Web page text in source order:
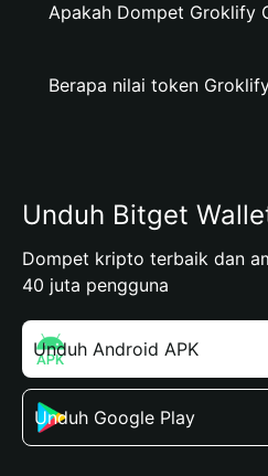
Apakah Dompet Groklify
Berapa nilai token
Unduh Bitget
Dompet kripto terbaik dan
40 juta pengguna
Unduh Android APK
Unduh Google Play